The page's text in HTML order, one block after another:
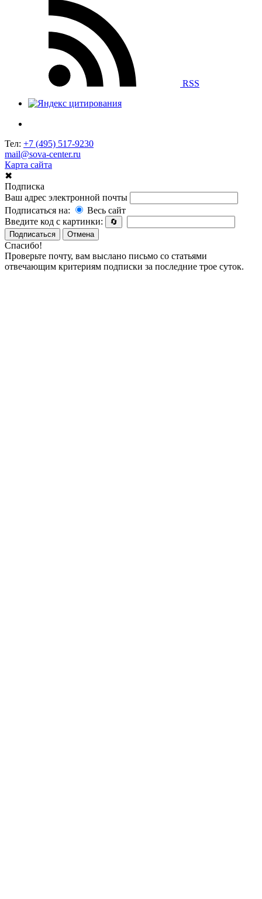
RSS
Тел: +7 (495) 517-9230
mail@sova-center.ru
Карта сайта
✖
Подписка
Ваш адрес электронной почты
Подписаться на:
Весь сайт
Введите код с картинки:
🔄
Подписаться
Отмена
Спасибо!
Проверьте почту, вам выслано письмо со статьями
отвечающим критериям подписки за последние трое суток.